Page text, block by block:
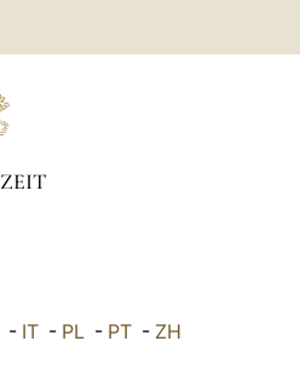
- IT - PL - PT - ZH